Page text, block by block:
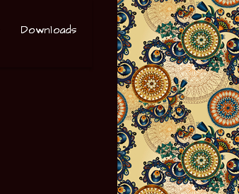
Downloads